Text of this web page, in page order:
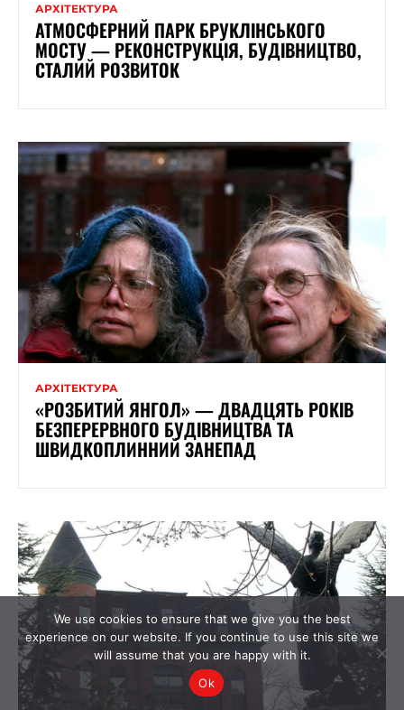
АРХІТЕКТУРА
АТМОСФЕРНИЙ ПАРК БРУКЛІНСЬКОГО
МОСТУ — РЕКОНСТРУКЦІЯ, БУДІВНИЦТВО,
СТАЛИЙ РОЗВИТОК
АРХІТЕКТУРА
«РОЗБИТИЙ ЯНГОЛ» — ДВАДЦЯТЬ РОКІВ
БЕЗПЕРЕРВНОГО БУДІВНИЦТВА ТА
ШВИДКОПЛИННИЙ ЗАНЕПАД
We use cookies to ensure that we give you the best
experience on our website. If you continue to use this site we
will assume that you are happy with it.
Ok